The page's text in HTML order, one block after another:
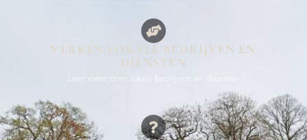
VERKEN LOKALE BEDRIJVEN EN
DIENSTEN
Leer meer over lokale bedrijven en diensten